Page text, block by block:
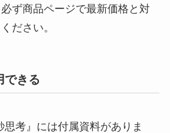
ず商品ページで最新価格と対
ださい。
できる
考』には付属資料がありま